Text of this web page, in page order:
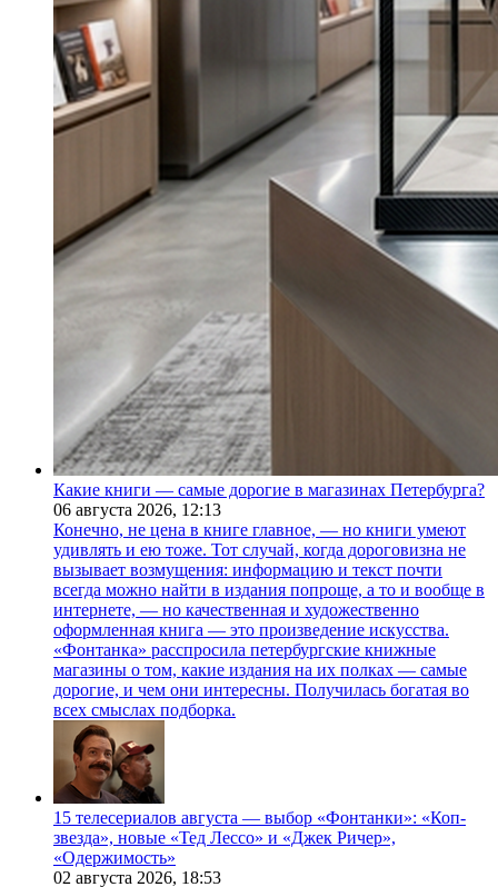
Какие книги — самые дорогие в магазинах Петербурга?
06 августа 2026, 12:13
Конечно, не цена в книге главное, — но книги умеют
удивлять и ею тоже. Тот случай, когда дороговизна не
вызывает возмущения: информацию и текст почти
всегда можно найти в издания попроще, а то и вообще в
интернете, — но качественная и художественно
оформленная книга — это произведение искусства.
«Фонтанка» расспросила петербургские книжные
магазины о том, какие издания на их полках — самые
дорогие, и чем они интересны. Получилась богатая во
всех смыслах подборка.
15 телесериалов августа — выбор «Фонтанки»: «Коп-
звезда», новые «Тед Лессо» и «Джек Ричер»,
«Одержимость»
02 августа 2026, 18:53